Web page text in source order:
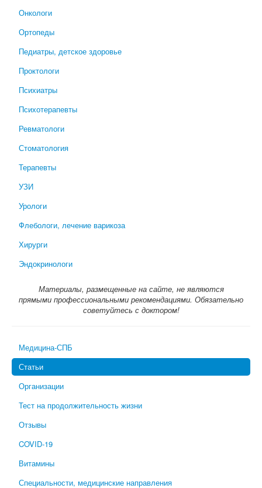
Онкологи
Ортопеды
Педиатры, детское здоровье
Проктологи
Психиатры
Психотерапевты
Ревматологи
Стоматология
Терапевты
УЗИ
Урологи
Флебологи, лечение варикоза
Хирурги
Эндокринологи
Материалы, размещенные на сайте, не являются
прямыми профессиональными рекомендациями. Обязательно
советуйтесь с доктором!
Медицина-СПБ
Статьи
Организации
Тест на продолжительность жизни
Отзывы
COVID-19
Витамины
Специальности, медицинские направления